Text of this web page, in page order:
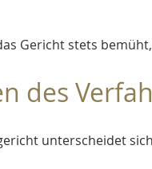
Gericht stets
des
unterscheidet